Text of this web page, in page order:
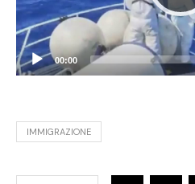
00:00
IMMIGRAZIONE